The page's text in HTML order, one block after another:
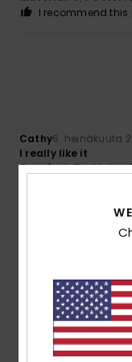
I recommend
Cathy6. heinäkuuta
I really like it
Comfort: 5/5 Value
I recommend
Marie-Claire6.
Dungarees with a
Comfort: 5/5 Value